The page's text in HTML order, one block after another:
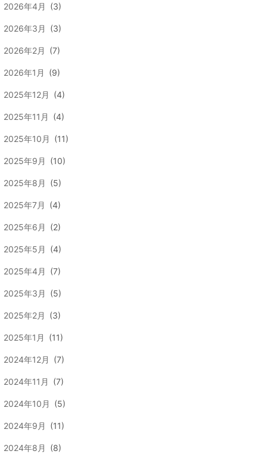
2026年4月 (3)
2026年3月 (3)
2026年2月 (7)
2026年1月 (9)
2025年12月 (4)
2025年11月 (4)
2025年10月 (11)
2025年9月 (10)
2025年8月 (5)
2025年7月 (4)
2025年6月 (2)
2025年5月 (4)
2025年4月 (7)
2025年3月 (5)
2025年2月 (3)
2025年1月 (11)
2024年12月 (7)
2024年11月 (7)
2024年10月 (5)
2024年9月 (11)
2024年8月 (8)